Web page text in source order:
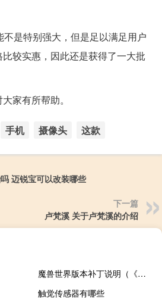
是特别强大，但是足以满足用户
较实惠，因此还是获得了一大批
家有所帮助。
手机 摄像头 这款
迈锐宝可以改装哪些
下一篇
卢梵溪 关于卢梵溪的介绍
魔兽世界版本补丁说明（《魔兽世界》魔兽世界最新补丁心得）
触觉传感器有哪些